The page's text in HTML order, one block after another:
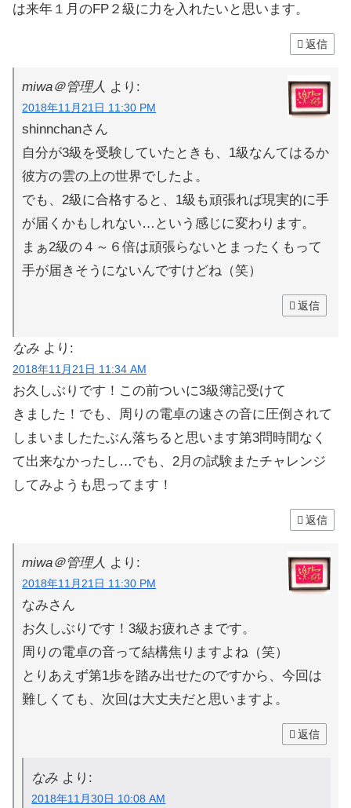
は来年１月のFP２級に力を入れたいと思います。
返信
miwa＠管理人 より:
2018年11月21日 11:30 PM
shinnchanさん
自分が3級を受験していたときも、1級なんてはるか
彼方の雲の上の世界でしたよ。
でも、2級に合格すると、1級も頑張れば現実的に手
が届くかもしれない…という感じに変わります。
まぁ2級の４～６倍は頑張らないとまったくもって
手が届きそうにないんですけどね（笑）
返信
なみ より:
2018年11月21日 11:34 AM
お久しぶりです！この前ついに3級簿記受けて
きました！でも、周りの電卓の速さの音に圧倒されて
しまいましたたぶん落ちると思います第3問時間なく
て出来なかったし…でも、2月の試験またチャレンジ
してみようも思ってます！
返信
miwa＠管理人 より:
2018年11月21日 11:30 PM
なみさん
お久しぶりです！3級お疲れさまです。
周りの電卓の音って結構焦りますよね（笑）
とりあえず第1歩を踏み出せたのですから、今回は
難しくても、次回は大丈夫だと思いますよ。
返信
なみ より:
2018年11月30日 10:08 AM